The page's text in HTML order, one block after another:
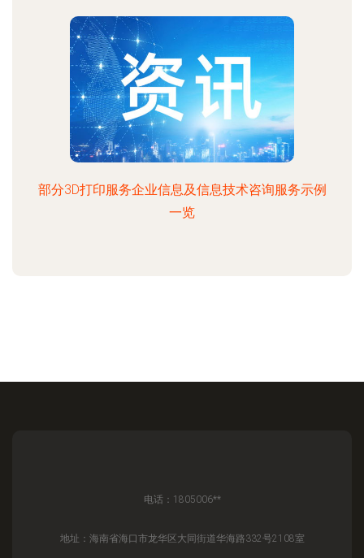
部分3D打印服务企业信息及信息技术咨询服务示例
一览
电话：1805006**
地址：海南省海口市龙华区大同街道华海路332号2108室